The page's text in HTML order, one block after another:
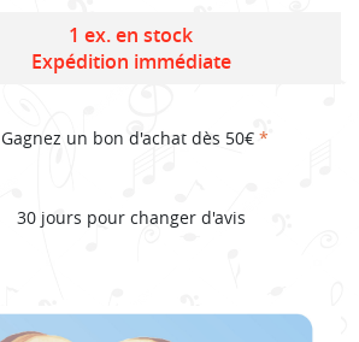
1 ex. en stock
Expédition immédiate
Gagnez un bon d'achat dès 50€ *
30 jours pour changer d'avis